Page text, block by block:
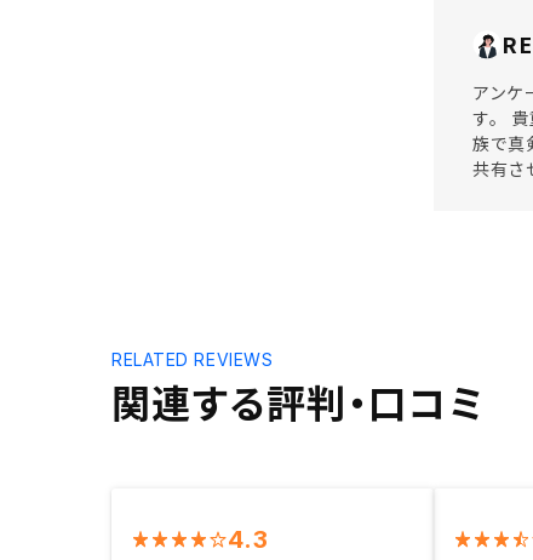
アンケ
す。
族で真
共有さ
関連する評判・口コミ
RELATED REVIEWS
4.3